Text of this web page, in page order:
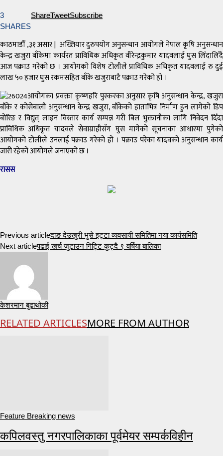
3
SHARES
ShareTweetSubscribe
काठमाडौँ ,३१ असार | अख्तियार दुरुपयोग अनुसन्धान आयोगले नेपाल कृषि अनुसन्धान
केन्द्र खजुरा बाँकेमा कार्यरत प्राविधिक अधिकृत वीरेन्द्रकुमार यादवलाई घुस लिँदालिँदै
आज पक्राउ गरेको छ । आयोगको विशेष टोलीले प्राविधिक अधिकृत यादवलाई रु दुई
लाख ५० हजार घुस रकमसहित बाँके खजुराबाटै पक्राउ गरेको हो ।
आयोगका प्रवक्ता कृष्णहरि पुस्करका अनुसार कृषि अनुसन्धान केन्द्र, खजुरा
बाँके र कोसेबाली अनुसन्धान केन्द्र खजुरा, बाँकेको हाताभित्र निर्माण हुन लागेको डिप
बोरिङ र विद्युत् लाइन विस्तार कार्य सम्पन्न गरी बिल भुक्तानीका लागि निवेदन दिँदा
प्राविधिक अधिकृत यादवले सेवाग्राहीसँग घुस मागेको सूचनाका आधारमा पुगेको
आयोगको टोलीले उनलाई पक्राउ गरेको हो । पक्राउ परेका यादवको अनुसन्धान कार्य
जारी रहेको आयोगले जनाएको छ ।
रासस
Previous articleदाङ देउखुरी भुसे इट्टा व्यवसायी समितिमा नया कार्यसमिति
Next articleपढाई खर्च जुटाउन गिट्टि कुट्दै ९ वर्षिया बालिका
केशरमान बुढाथोकी
RELATED ARTICLESMORE FROM AUTHOR
Feature Breaking news
कपिलवस्तु नगरपालिकाका पूर्वमेयर सम्पर्कविहीन